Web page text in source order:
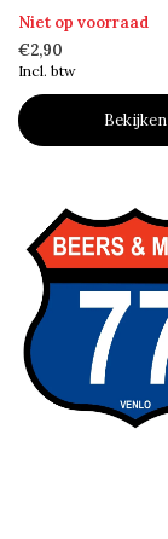
Niet op voorraad
€2,90
Incl. btw
Bekijken